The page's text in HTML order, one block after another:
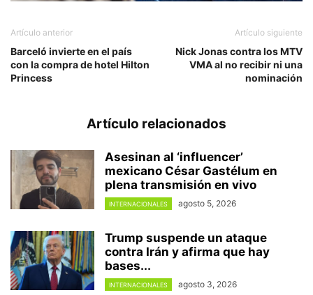
Artículo anterior
Barceló invierte en el país
con la compra de hotel Hilton
Princess
Artículo siguiente
Nick Jonas contra los MTV
VMA al no recibir ni una
nominación
Artículo relacionados
Asesinan al ‘influencer’
mexicano César Gastélum en
plena transmisión en vivo
INTERNACIONALES agosto 5, 2026
Trump suspende un ataque
contra Irán y afirma que hay
bases...
INTERNACIONALES agosto 3, 2026